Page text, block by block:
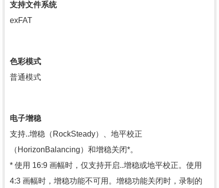
支持文件系统
exFAT
色彩模式
普通模式
电子增稳
支持..增稳（RockSteady）、地平校正
（HorizonBalancing）和增稳关闭*。
* 使用 16:9 画幅时，仅支持开启..增稳或地平校正。使用
4:3 画幅时，增稳功能不可用。增稳功能关闭时，录制的